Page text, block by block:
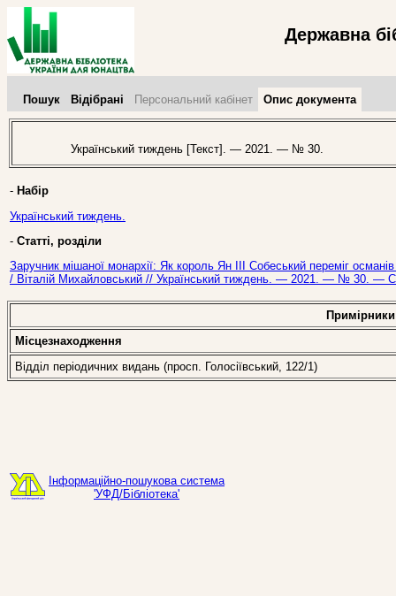
Державна
Пошук Відібрані Персональний кабінет Опис документа
Український тиждень [Текст]. — 2021. — № 30.
- Набір
Український тиждень.
- Статті, розділи
Заручник мішаної монархії: Як король Ян ІІІ Собеський переміг
/ Віталій Михайловський // Український тиждень. — 2021. — № 30. —
Примірники
Місцезнаходження
Відділ періодичних видань (просп. Голосіївський, 122/1)
Інформаційно-пошукова система
'УФД/Бібліотека'